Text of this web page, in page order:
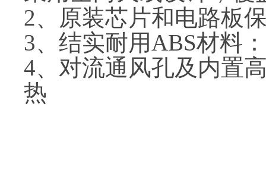
2、原装芯片和电路板
3、结实耐用ABS材料
4、对流通风孔及内置
热